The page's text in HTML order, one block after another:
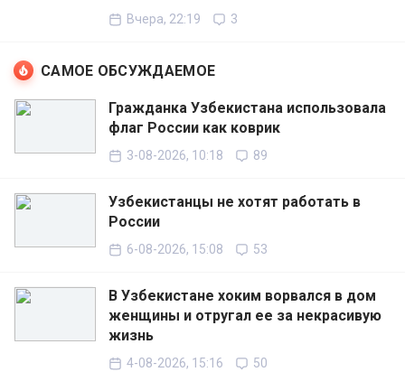
Вчера, 22:19 3
САМОЕ ОБСУЖДАЕМОЕ
Гражданка Узбекистана использовала
флаг России как коврик
3-08-2026, 10:18 89
Узбекистанцы не хотят работать в
России
6-08-2026, 15:08 53
В Узбекистане хоким ворвался в дом
женщины и отругал ее за некрасивую
жизнь
4-08-2026, 15:16 50